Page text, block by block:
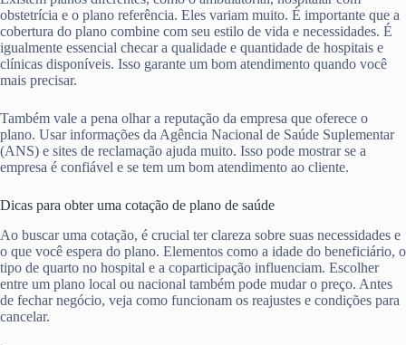
obstetrícia e o plano referência. Eles variam muito. É importante que a
cobertura do plano combine com seu estilo de vida e necessidades. É
igualmente essencial checar a qualidade e quantidade de hospitais e
clínicas disponíveis. Isso garante um bom atendimento quando você
mais precisar.
Também vale a pena olhar a reputação da empresa que oferece o
plano. Usar informações da Agência Nacional de Saúde Suplementar
(ANS) e sites de reclamação ajuda muito. Isso pode mostrar se a
empresa é confiável e se tem um bom atendimento ao cliente.
Dicas para obter uma cotação de plano de saúde
Ao buscar uma cotação, é crucial ter clareza sobre suas necessidades e
o que você espera do plano. Elementos como a idade do beneficiário, o
tipo de quarto no hospital e a coparticipação influenciam. Escolher
entre um plano local ou nacional também pode mudar o preço. Antes
de fechar negócio, veja como funcionam os reajustes e condições para
cancelar.